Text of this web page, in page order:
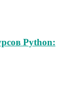
Python: